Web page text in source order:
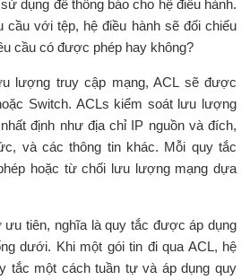
dụng để thông báo cho hệ điều hành.
cầu với tệp, hệ điều hành sẽ đối chiếu
cầu có được phép hay không?
lượng truy cập mạng, ACL sẽ được
Switch. ACLs kiểm soát lưu lượng
định như địa chỉ IP nguồn và đích,
và các thông tin khác. Mỗi quy tắc
hoặc từ chối lưu lượng mạng dựa
tiên, nghĩa là quy tắc được áp dụng
dưới. Khi một gói tin đi qua ACL, hệ
tắc một cách tuần tự và áp dụng quy